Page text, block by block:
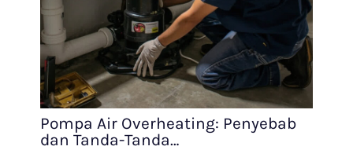
Pompa Air Overheating: Penyebab
dan Tanda-Tanda…